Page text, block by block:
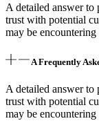
A detailed answer
trust with potential
may be encountering
A Frequently
A detailed answer
trust with potential
may be encountering